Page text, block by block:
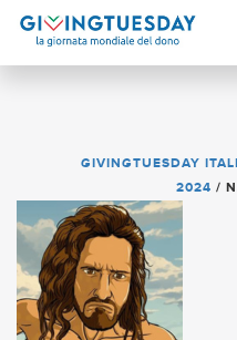
GIVINGTUESDAY
2024 /